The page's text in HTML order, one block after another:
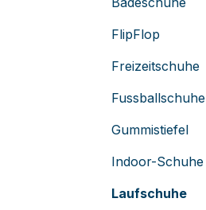
FlipFlop
Freizeitschuhe
Fussballschuhe
Gummistiefel
Indoor-Schuhe
Laufschuhe